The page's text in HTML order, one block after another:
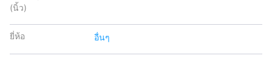
(นิ้ว)
ยี่ห้อ อื่นๆ